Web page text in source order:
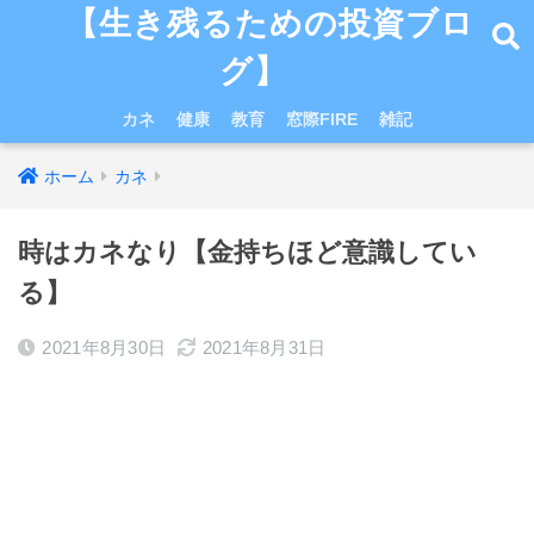
【生き残るための投資ブロ
グ】
カネ 健康 教育 窓際FIRE 雑記
ホーム カネ
時はカネなり【金持ちほど意識してい
る】
2021年8月30日 2021年8月31日